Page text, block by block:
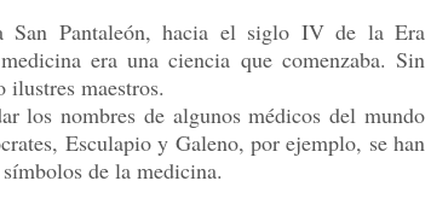
San Pantaleón, hacia el siglo IV de la Era
era una ciencia que comenzaba. Sin
ilustres maestros.
los nombres de algunos médicos del mundo
Esculapio y Galeno, por ejemplo, se han
de la medicina.